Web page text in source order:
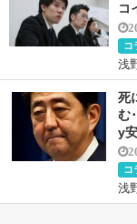
コ
コ
浅
死
む
y
コ
浅